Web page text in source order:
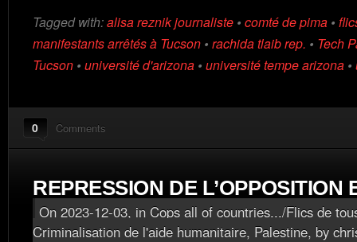
Tagged with:alisa reznik journaliste • comté de pima •
manifestants arrêtés à Tucson • rachida tlaib rep. • Tech
Tucson • université d'arizona • université tempe arizona •
0 Comments
REPRESSION DE L’OPPOSITION
On 2023-12-03, in Cops all of countries.../Flics de
Criminalisation de l'aide humanitaire, Palestine, by